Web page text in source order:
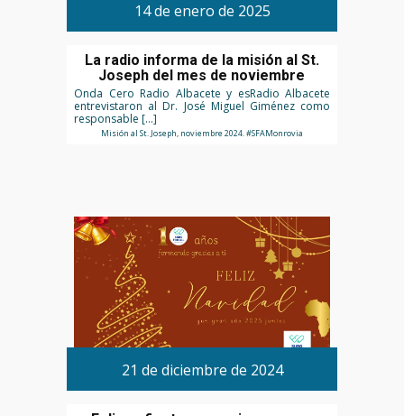
14 de enero de 2025
La radio informa de la misión al St.
Joseph del mes de noviembre
Onda Cero Radio Albacete y esRadio Albacete
entrevistaron al Dr. José Miguel Giménez como
responsable […]
Misión al St. Joseph, noviembre 2024. #SFAMonrovia
21 de diciembre de 2024